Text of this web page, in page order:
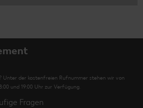
Unter der kostenfreien Rufnummer stehen wir von
und 19:00 Uhr zur Verfügung.
Fragen